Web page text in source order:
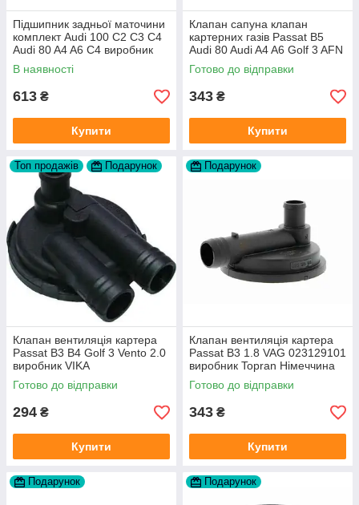
Підшипник задньої маточини
комплект Audi 100 C2 C3 C4
Audi 80 A4 A6 C4 виробник
FAG
В наявності
613 ₴
Купити
Клапан сапуна клапан
картерних газів Passat B5
Audi 80 Audi A4 A6 Golf 3 AFN
1Y AAZ 1Z AFF AEY AAZ AHB
AHU
Готово до відправки
343 ₴
Купити
Топ продажів Подарунок
Клапан вентиляція картера
Passat B3 B4 Golf 3 Vento 2.0
виробник VIKA
Готово до відправки
294 ₴
Купити
Подарунок
Клапан вентиляція картера
Passat B3 1.8 VAG 023129101
виробник Topran Німеччина
Готово до відправки
343 ₴
Купити
Подарунок Подарунок